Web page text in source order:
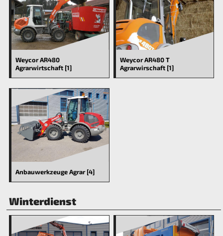
Weycor AR480
Agrarwirtschaft [1]
Weycor AR480 T
Agrarwirschaft [1]
Anbauwerkzeuge Agrar [4]
Winterdienst